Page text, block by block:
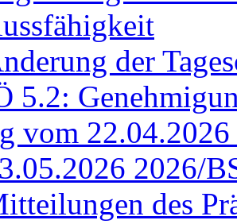
der
5.2:
vom
2026/
des